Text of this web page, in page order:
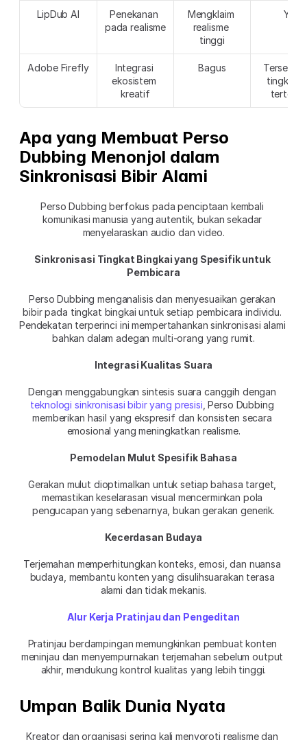
LipDub AI
Penekanan
pada realisme
Mengklaim
realisme
tinggi
Ya
Adobe Firefly
Integrasi
ekosistem
kreatif
Bagus
Tersedia
tertentu
Apa yang Membuat Perso
Dubbing Menonjol dalam
Sinkronisasi Bibir Alami
Perso Dubbing berfokus pada penciptaan kembali
komunikasi manusia yang autentik, bukan sekadar
menyelaraskan audio dan video.
Sinkronisasi Tingkat Bingkai yang Spesifik untuk
Pembicara
Perso Dubbing menganalisis dan menyesuaikan gerakan
bibir pada tingkat bingkai untuk setiap pembicara individu.
Pendekatan terperinci ini mempertahankan sinkronisasi alami
bahkan dalam adegan multi-orang yang rumit.
Integrasi Kualitas Suara
teknologi sinkronisasi bibir yang presisi , Perso Dubbing
memberikan hasil yang ekspresif dan konsisten secara
emosional yang meningkatkan realisme.
Pemodelan Mulut Spesifik Bahasa
Gerakan mulut dioptimalkan untuk setiap bahasa target,
memastikan keselarasan visual mencerminkan pola
pengucapan yang sebenarnya, bukan gerakan generik.
Kecerdasan Budaya
Terjemahan memperhitungkan konteks, emosi, dan nuansa
budaya, membantu konten yang disulihsuarakan terasa
alami dan tidak mekanis.
Alur Kerja Pratinjau dan Pengeditan
Pratinjau berdampingan memungkinkan pembuat konten
meninjau dan menyempurnakan terjemahan sebelum output
akhir, mendukung kontrol kualitas yang lebih tinggi.
Umpan Balik Dunia Nyata
Kreator dan organisasi sering kali menyoroti realisme dan